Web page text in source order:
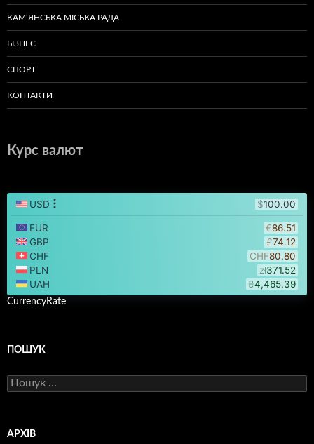
КАМ’ЯНСЬКА МІСЬКА РАДА
БІЗНЕС
СПОРТ
КОНТАКТИ
Курс валют
CurrencyRate
ПОШУК
Пошук:
АРХІВ